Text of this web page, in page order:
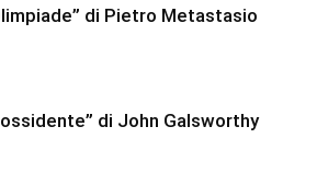
di Pietro Metastasio
di John Galsworthy